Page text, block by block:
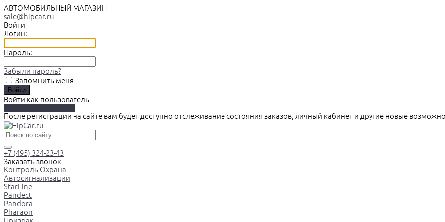
АВТОМОБИЛЬНЫЙ МАГАЗИН
sale@hipcar.ru
Войти
Логин:
Пароль:
Забыли пароль?
Запомнить меня
Войти как пользователь
После регистрации на сайте вам будет доступно отслеживание состояния заказов, личный кабинет и другие новые
+7 (495) 324-23-43
Заказать звонок
Контроль Охрана
Автосигнализации
StarLine
Pandect
Pandora
Pharaon
Призрак